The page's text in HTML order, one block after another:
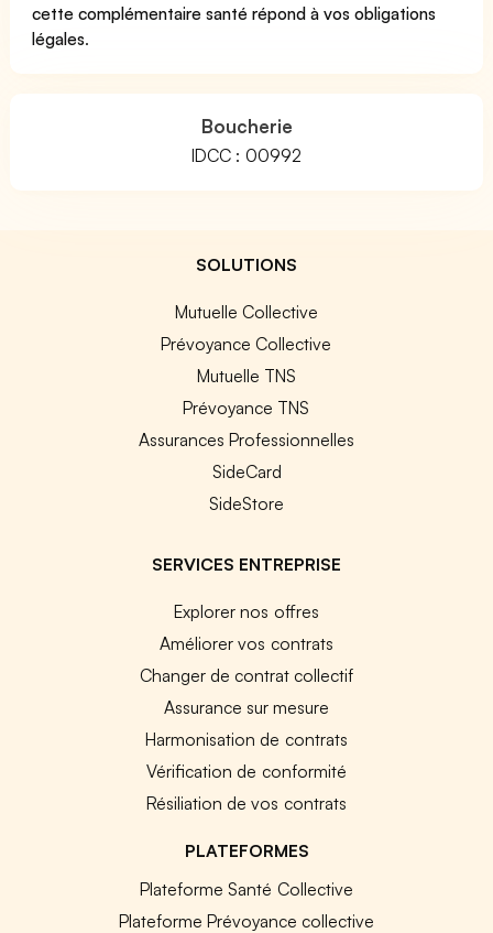
cette complémentaire santé répond à vos obligations
légales.
Boucherie
IDCC : 00992
SOLUTIONS
Mutuelle Collective
Prévoyance Collective
Mutuelle TNS
Prévoyance TNS
Assurances Professionnelles
SideCard
SideStore
SERVICES ENTREPRISE
Explorer nos offres
Améliorer vos contrats
Changer de contrat collectif
Assurance sur mesure
Harmonisation de contrats
Vérification de conformité
Résiliation de vos contrats
PLATEFORMES
Plateforme Santé Collective
Plateforme Prévoyance collective